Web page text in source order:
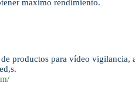
maximo rendimiento.
productos para vídeo vigilancia,